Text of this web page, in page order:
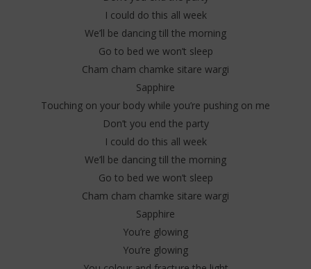
I could do this all week
We’ll be dancing till the morning
Go to bed we won’t sleep
Cham cham chamke sitare wargi
Sapphire
Touching on your body while you’re pushing on me
Don’t you end the party
I could do this all week
We’ll be dancing till the morning
Go to bed we won’t sleep
Cham cham chamke sitare wargi
Sapphire
You’re glowing
You’re glowing